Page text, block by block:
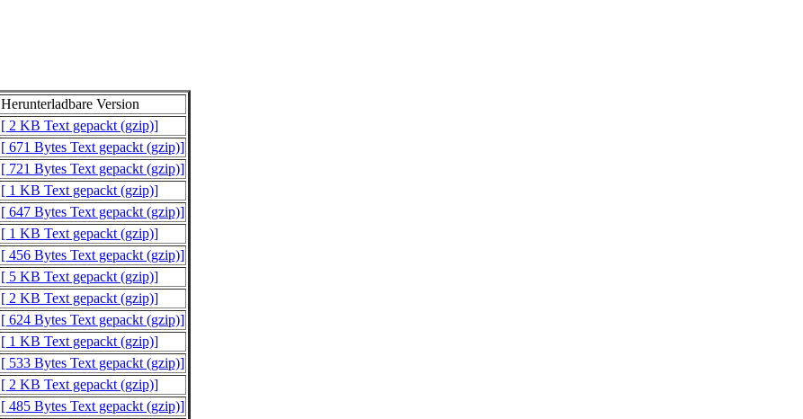
Herunterladbare Version
[ 2 KB Text gepackt (gzip)]
[ 671 Bytes Text gepackt (gzip)]
[ 721 Bytes Text gepackt (gzip)]
[ 1 KB Text gepackt (gzip)]
[ 647 Bytes Text gepackt (gzip)]
[ 1 KB Text gepackt (gzip)]
[ 456 Bytes Text gepackt (gzip)]
[ 5 KB Text gepackt (gzip)]
[ 2 KB Text gepackt (gzip)]
[ 624 Bytes Text gepackt (gzip)]
[ 1 KB Text gepackt (gzip)]
[ 533 Bytes Text gepackt (gzip)]
[ 2 KB Text gepackt (gzip)]
[ 485 Bytes Text gepackt (gzip)]